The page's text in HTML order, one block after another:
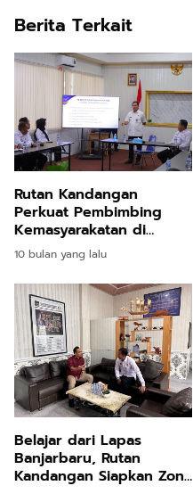
Berita Terkait
Rutan Kandangan
Perkuat Pembimbing
Kemasyarakatan di
Ditjenpas Kalsel
10 bulan yang lalu
Belajar dari Lapas
Banjarbaru, Rutan
Kandangan Siapkan Zona